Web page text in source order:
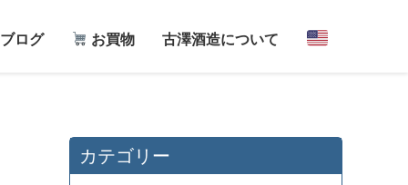
ブログ お買物 古澤酒造について
カテゴリー